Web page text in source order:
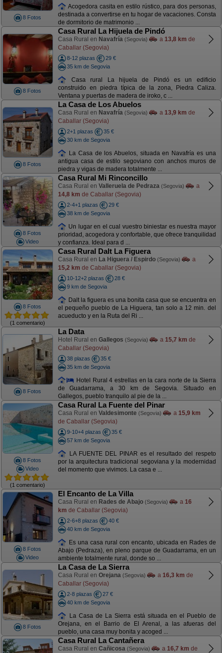
8 Fotos
Acogedora casita en estilo rústico, para dos personas,
destinada a convertirse en tu hogar de vacaciones. Consta
de dormitorio de matrimonio ...
8 Fotos
Casa Rural La Hijuela de Pindó
Casa Rural en Navafría (Segovia) a 13,8 km de
Caballar (Segovia)
8-12 plazas
29 €
35 km de Segovia
Casa rural La hijuela de Pindó es un edificio
construido en piedra típica de la zona, Piedra Caliza.
Ventana y puertas de madera de iroko, c ...
8 Fotos
La Casa de Los Abuelos
Casa Rural en Navafría (Segovia) a 13,9 km de
Caballar (Segovia)
2+1 plazas
35 €
30 km de Segovia
La Casa de los Abuelos, situada en Navafría es una
antigua casa de estilo segoviano con anchos muros de
piedra y vigas de madera totalmente ...
8 Fotos
Video
Casa Rural Mi Rinconcillo
Casa Rural en Valleruela de Pedraza (Segovia)
a
14,8 km de Caballar (Segovia)
2-4+1 plazas
29 €
38 km de Segovia
Un lugar en el cual vuestro biniestar es nuestra mayor
prioridad, acogedora y confortable, que ofrece tranquilidad
y confianza. Ideal para d ...
8 Fotos
(1 comentario)
Casa Rural Dalt La Figuera
Casa Rural en La Higuera / Espirdo (Segovia)
a
15,2 km de Caballar (Segovia)
10-12+2 plazas
28 €
9 km de Segovia
Dalt la figuera es una bonita casa que se encuentra en
el pequeño pueblo de La Higuera, tan solo a 12 min. del
acueducto y en la Ruta del Ri ...
8 Fotos
La Data
Hotel Rural en Gallegos (Segovia) a 15,7 km de
Caballar (Segovia)
38 plazas
35 €
35 km de Segovia
Hotel Rural 4 estrellas en la cara norte de la Sierra
de Guadarrama, a 30 km de Segovia. Situado en
Gallegos, pueblo tranquilo al pie de la ...
8 Fotos
Video
(1 comentario)
Casa Rural La Fuente del Pinar
Casa Rural en Valdesimonte (Segovia) a 15,9 km
de Caballar (Segovia)
9-10+4 plazas
35 €
57 km de Segovia
LA FUENTE DEL PINAR es el resultado del respeto
por la arquitectura tradicional segoviana y la modernidad
del momento que vivimos. La casa e ...
8 Fotos
Video
El Encanto de La Villa
Casa Rural en Rades de Abajo (Segovia) a 16
km de Caballar (Segovia)
2-6+8 plazas
40 €
40 km de Segovia
Es una casa rural con encanto, ubicada en Rades de
Abajo (Pedraza), en pleno parque de Guadarrama, en un
ambiente totalmente rural, donde so ...
8 Fotos
La Casa de La Sierra
Casa Rural en Orejana (Segovia) a 16,3 km de
Caballar (Segovia)
2-8 plazas
27 €
40 km de Segovia
La Casa de La Sierra está situada en el Pueblo de
Orejana, en el Barrio de El Arenal, a las afueras del
pueblo, una casa muy bonita y acoged ...
Casa Rural La Cantañera
Casa Rural en Cañicosa (Segovia) a 16,7 km de